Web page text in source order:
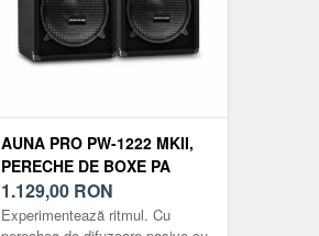
AUNA PRO PW-1222 MKII,
PERECHE DE BOXE PA
PASIVE, 12 ", 300 W RMS /
800 W MAX
1.129,00 RON
Experimentează ritmul. Cu